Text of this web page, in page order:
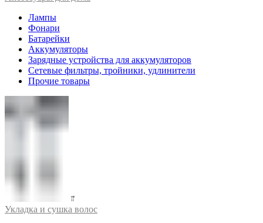
Лампы
Фонари
Батарейки
Аккумуляторы
Зарядные устройства для аккумуляторов
Сетевые фильтры, тройники, удлинители
Прочие товары
Укладка и сушка волос